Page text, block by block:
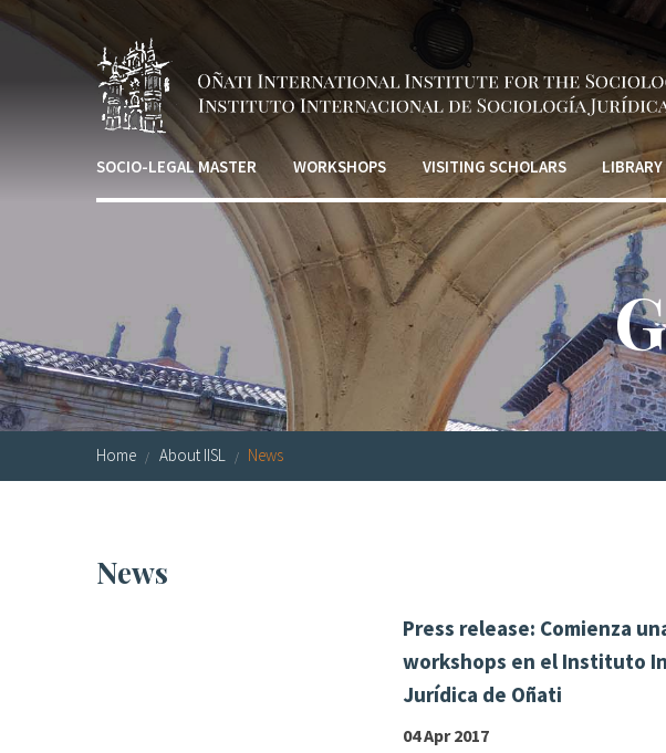
Skip to main content
SOCIO-LEGAL MASTER WORKSHOPS VISITING SCHOLARS LIBRARY
Home About IISL News
News
Press release: Comienza
workshops en el Instituto
Jurídica de Oñati
04 Apr 2017